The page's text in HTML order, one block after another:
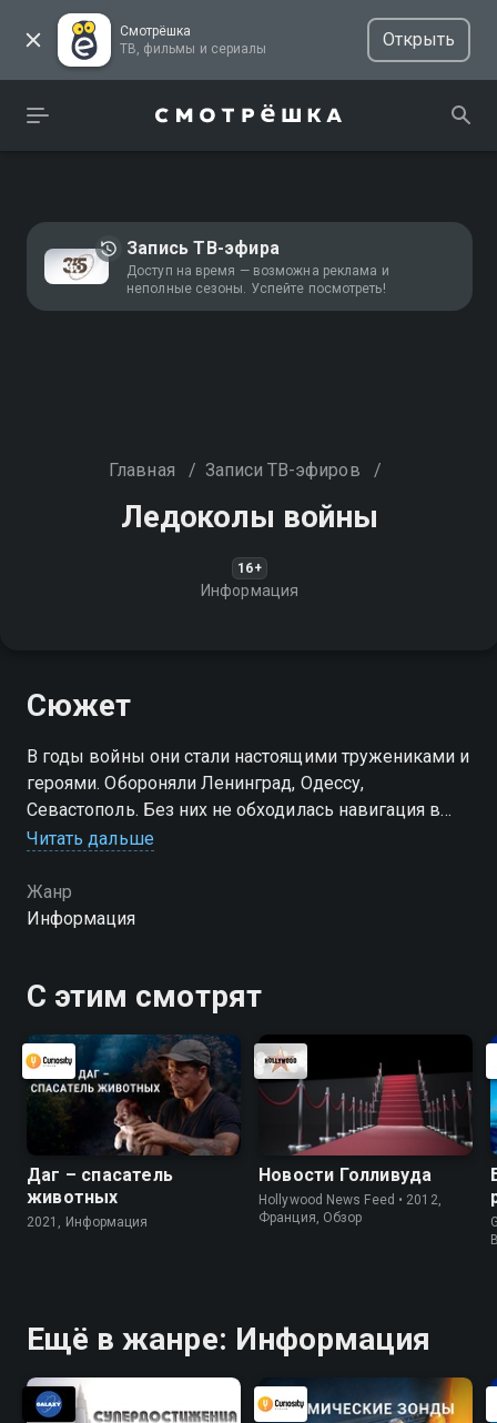
Смотрёшка
ТВ, фильмы и сериалы
Открыть
Запись ТВ-эфира
Доступ на время — возможна реклама и
неполные сезоны. Успейте посмотреть!
Главная / Записи ТВ-эфиров /
Ледоколы войны
16+
Информация
Сюжет
В годы войны они стали настоящими тружениками и
героями. Обороняли Ленинград, Одессу,
Севастополь. Без них не обходилась навигация в
Арктике. Они были нужны на трассах союзных
морского пути. Всё это ледоколы!
Читать дальше
Жанр
Информация
С этим смотрят
Даг – спасатель
животных
2021, Информация
Новости Голливуда
Hollywood News Feed • 2012,
Франция, Обзор
Ещё в жанре: Информация